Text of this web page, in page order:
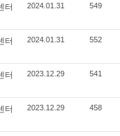
터 2024.01.31 549
터 2024.01.31 552
터 2023.12.29 541
터 2023.12.29 458